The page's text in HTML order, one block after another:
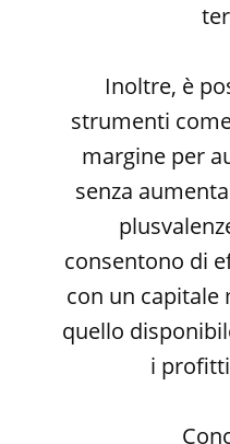
Inoltre, è
strumenti
margine per
senza
consentono di
con un capitale
quello
i